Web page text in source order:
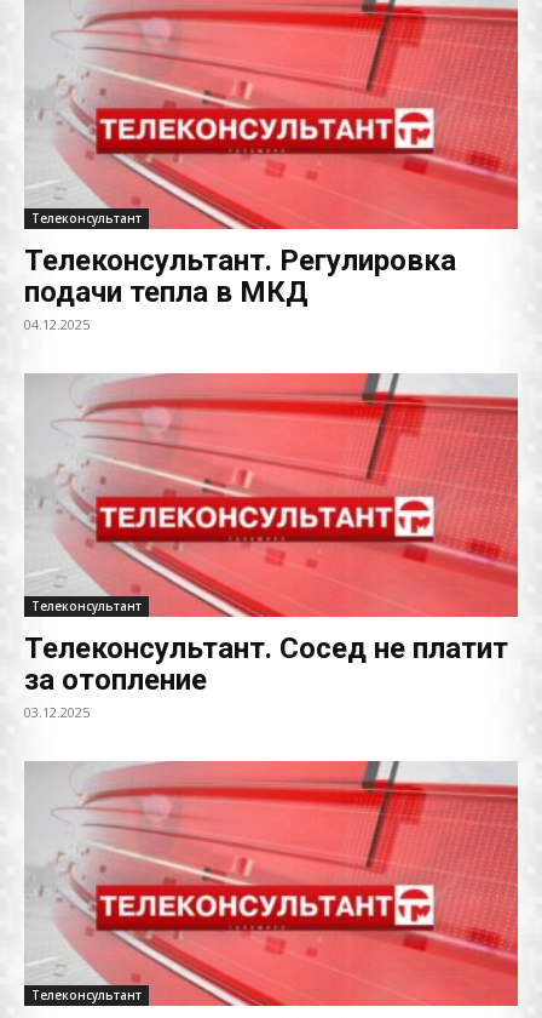
Телеконсультант
Телеконсультант. Регулировка
подачи тепла в МКД
04.12.2025
Телеконсультант
Телеконсультант. Сосед не платит
за отопление
03.12.2025
Телеконсультант